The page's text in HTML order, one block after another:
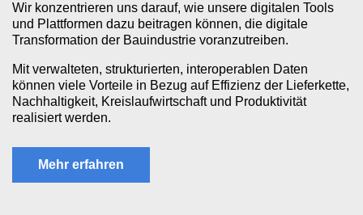
Wir konzentrieren uns darauf, wie unsere digitalen Tools
und Plattformen dazu beitragen können, die digitale
Transformation der Bauindustrie voranzutreiben.
Mit verwalteten, strukturierten, interoperablen Daten
können viele Vorteile in Bezug auf Effizienz der Lieferkette,
Nachhaltigkeit, Kreislaufwirtschaft und Produktivität
realisiert werden.
Mehr erfahren